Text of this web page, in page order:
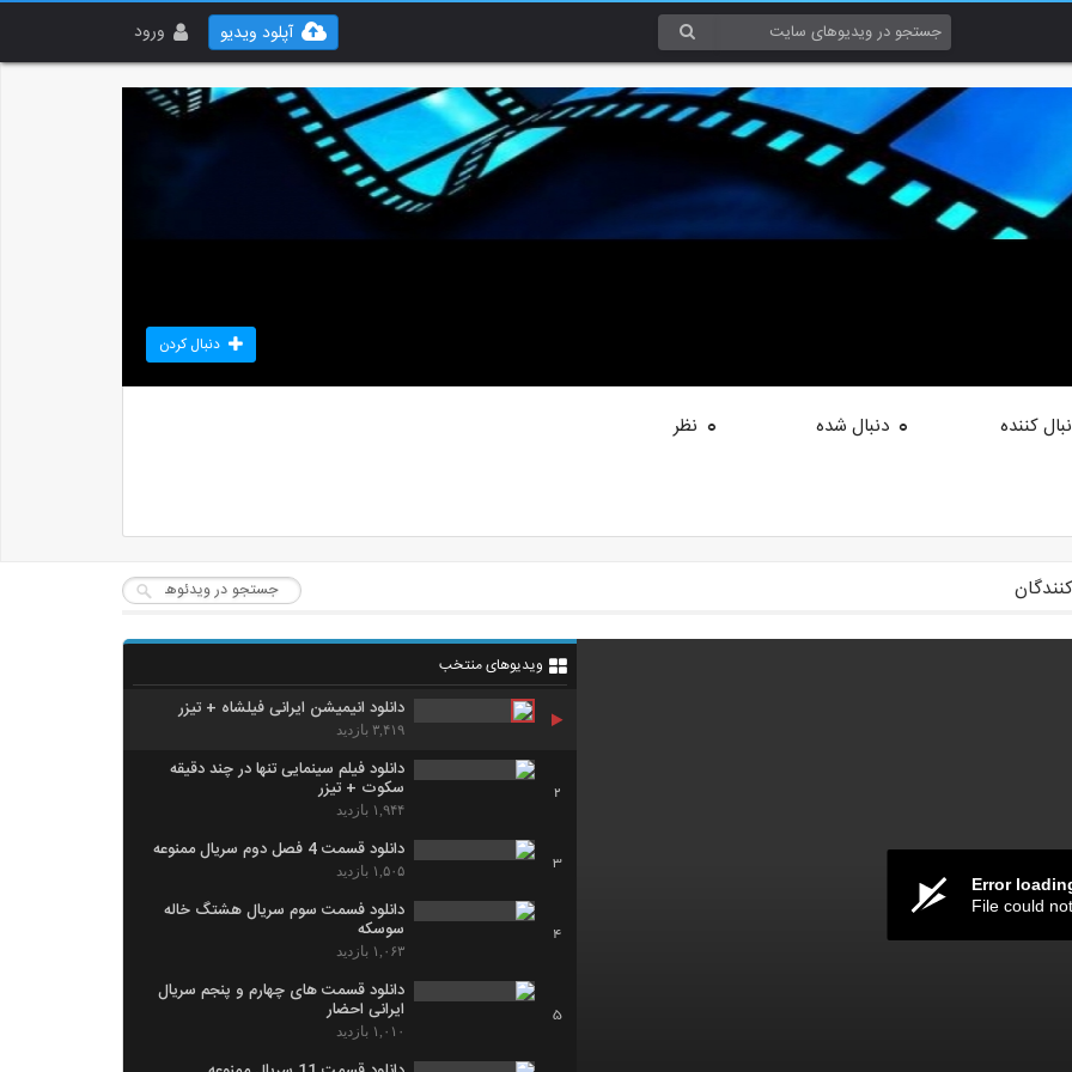
ورود آپلود ویدیو
دنبال کردن
کننده 0 دنبال شده 0 نظر
Error
File could
ویدیوهای منتخب
دانلود انیمیشن ایرانی فیلشاه + تیزر
۳,۴۱۹ بازدید
2
دانلود فیلم سینمایی تنها در چند دقیقه
سکوت + تیزر
۱,۹۴۴ بازدید
3
دانلود قسمت 4 فصل دوم سریال ممنوعه
۱,۵۰۵ بازدید
4
دانلود فسمت سوم سریال هشتگ خاله
سوسکه
۱,۰۶۳ بازدید
5
دانلود قسمت های چهارم و پنجم سریال
ایرانی احضار
۱,۰۱۰ بازدید